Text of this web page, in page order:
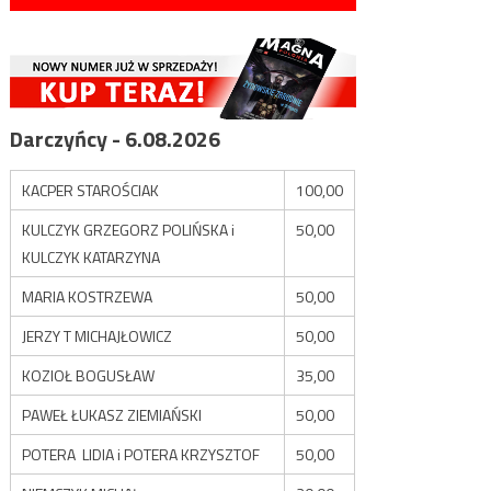
Darczyńcy - 6.08.2026
KACPER STAROŚCIAK
100,00
KULCZYK GRZEGORZ POLIŃSKA i
KULCZYK KATARZYNA
50,00
MARIA KOSTRZEWA
50,00
JERZY T MICHAJŁOWICZ
50,00
KOZIOŁ BOGUSŁAW
35,00
PAWEŁ ŁUKASZ ZIEMIAŃSKI
50,00
POTERA LIDIA i POTERA KRZYSZTOF
50,00